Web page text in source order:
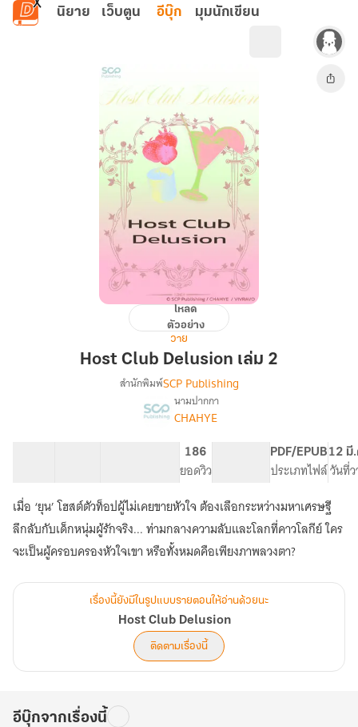
ข้ามไปยังเนื้อหาหลัก
นิยาย เว็บตูน อีบุ๊ก มุมนักเขียน
Delusion
โหลด
ตัวอย่าง
วาย
Host Club Delusion เล่ม 2
เรื่องHost
Club
Delusion
สำนักพิมพ์SCP Publishing
นามปากกา
CHAHYE
186
ยอดวิว
PDF/EPUB
ประเภทไฟล์
12 มี
วันที่
เมื่อ ‘ยุน’ โฮสต์ตัวท็อปผู้ไม่เคยขายหัวใจ ต้องเลือกระหว่างมหาเศรษฐี
ลึกลับกับเด็กหนุ่มผู้รักจริง... ท่ามกลางความลับและโลกที่คาวโลกีย์ ใคร
จะเป็นผู้ครอบครองหัวใจเขา หรือทั้งหมดคือเพียงภาพลวงตา?
เรื่องนี้ยังมีในรูปแบบรายตอนให้อ่านด้วยนะ
Host Club Delusion
ติดตามเรื่องนี้
อีบุ๊กจากเรื่องนี้